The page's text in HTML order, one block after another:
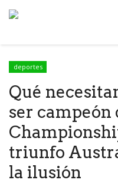
deportes
Qué
ser campeón
triunfo
la ilusión